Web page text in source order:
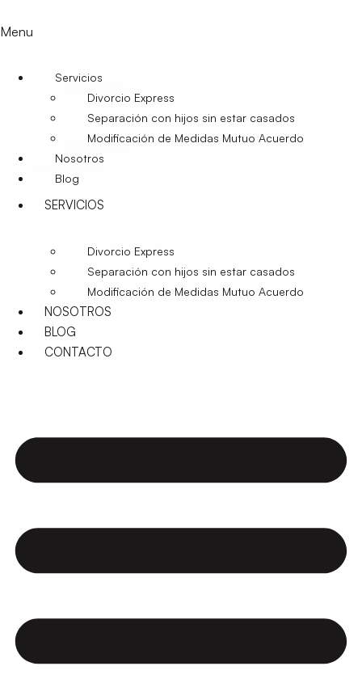
Menu
Servicios
Divorcio Express
Separación con hijos sin estar casados
Modificación de Medidas Mutuo Acuerdo
Nosotros
Blog
SERVICIOS
Divorcio Express
Separación con hijos sin estar casados
Modificación de Medidas Mutuo Acuerdo
NOSOTROS
BLOG
CONTACTO